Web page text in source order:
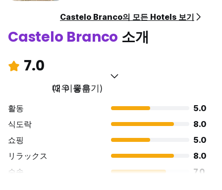
Castelo Branco의 모든 Hotels 보기
Castelo Branco 소개
7.0
매우 좋음
(2 이용후기)
활동
5.0
식도락
8.0
쇼핑
5.0
リラックス
8.0
수송
7.0